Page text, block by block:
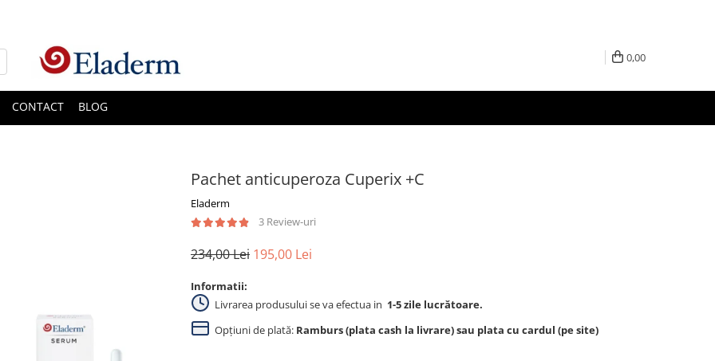
0,00
CONTACT BLOG
Pachet anticuperoza Cuperix +C
Eladerm
3 Review-uri
234,00 Lei 195,00 Lei
Informatii:
Livrarea produsului se va efectua in 1-5 zile lucrătoare.
Opțiuni de plată: Ramburs (plata cash la livrare) sau plata cu cardul (pe site)